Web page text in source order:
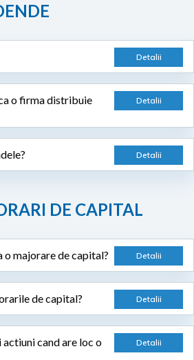
o firma distribuie
DE CAPITAL
majorare de capital?
de capital?
actiuni cand are loc o